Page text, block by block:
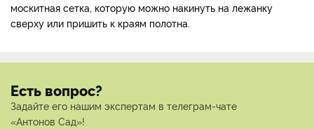
москитная сетка, которую можно накинуть на лежанку
сверху или пришить к краям полотна.
Есть вопрос?
Задайте его нашим экспертам в телеграм-чате
«Антонов Сад»!